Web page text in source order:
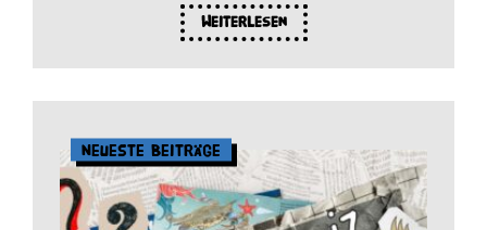
Weiterlesen
Neueste Beiträge